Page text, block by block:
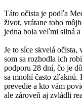
Táto očista je podľa
život, vrátane toho
jedna bola veľmi silná a
Je to síce skvelá očista,
som sa rozhodla ich
podporu 28 dní, čo je
sa mnohí často zľaknú.
prevedie a kto vám
ale zároveň aj zvládli